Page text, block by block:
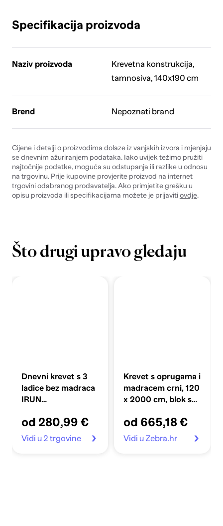
Specifikacija proizvoda
Naziv proizvoda
Krevetna konstrukcija,
tamnosiva, 140x190 cm
Brend Nepoznati brand
Cijene i detalji o proizvodima dolaze iz vanjskih izvora i mjenjaju
se dnevnim ažuriranjem podataka. Iako uvijek težimo pružiti
najtočnije podatke, moguća su odstupanja ili razlike u odnosu
na trgovinu. Prije kupovine provjerite proizvod na internet
trgovini odabranog prodavatelja. Ako primjetite grešku u
opisu proizvoda ili specifikacijama možete je prijavitiovdje.
Što drugi upravo gledaju
Dnevni krevet s 3
ladice bez madraca
IRUN
90x200 cm
od 280,99 €
Vidi u 2 trgovine
Krevet s oprugama i
madracem crni, 120
x 2000 cm, blok s
od 665,18 €
Vidi u Zebra.hr